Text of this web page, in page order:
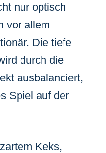
nur optisch
vor allem
Die tiefe
durch die
ausbalanciert,
Spiel auf der
Keks,